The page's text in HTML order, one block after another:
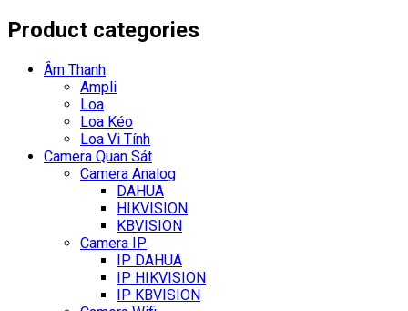
Product categories
Âm Thanh
Ampli
Loa
Loa Kéo
Loa Vi Tính
Camera Quan Sát
Camera Analog
DAHUA
HIKVISION
KBVISION
Camera IP
IP DAHUA
IP HIKVISION
IP KBVISION